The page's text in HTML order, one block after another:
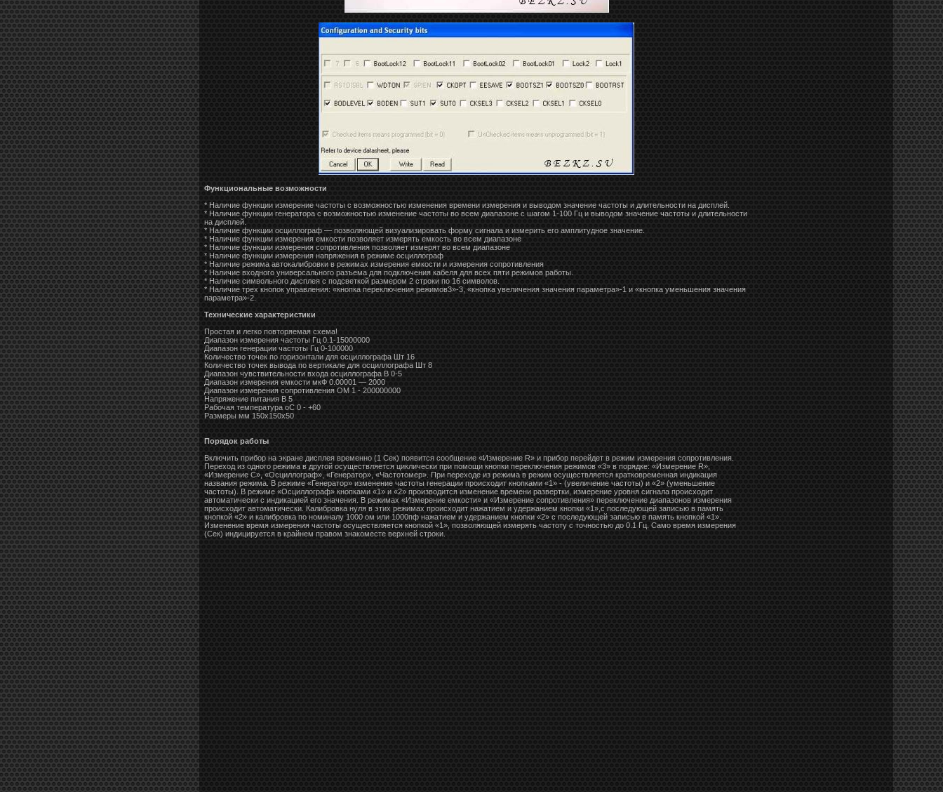
Функциональные возможности
* Наличие функции измерение частоты с возможностью изменения времени измерения и выводом значение частоты и длительности на дисплей.
* Наличие функции генератора с возможностью изменение частоты во всем диапазоне с шагом 1-100 Гц и выводом значение частоты и длительности
на дисплей.
* Наличие функции осциллограф — позволяющей визуализировать форму сигнала и измерить его амплитудное значение.
* Наличие функции измерения емкости позволяет измерять емкость во всем диапазоне
* Наличие функции измерения сопротивления позволяет измерят во всем диапазоне
* Наличие функции измерения напряжения в режиме осциллограф
* Наличие режима автокалибровки в режимах измерения емкости и измерения сопротивления
* Наличие входного универсального разъема для подключения кабеля для всех пяти режимов работы.
* Наличие символьного дисплея с подсветкой размером 2 строки по 16 символов.
* Наличие трех кнопок управления: «кнопка переключения режимов3»-3, «кнопка увеличения значения параметра»-1 и «кнопка уменьшения значения
параметра»-2.
Технические характеристики
Простая и легко повторяемая схема!
Диапазон измерения частоты Гц 0.1-15000000
Диапазон генерации частоты Гц 0-100000
Количество точек по горизонтали для осциллографа Шт 16
Количество точек вывода по вертикале для осциллографа Шт 8
Диапазон чувствительности входа осциллографа В 0-5
Диапазон измерения емкости мкФ 0.00001 — 2000
Диапазон измерения сопротивления ОМ 1 - 200000000
Напряжение питания В 5
Рабочая температура оС 0 - +60
Размеры мм 150х150х50
Порядок работы
Включить прибор на экране дисплея временно (1 Сек) появится сообщение «Измерение R» и прибор перейдет в режим измерения сопротивления.
Переход из одного режима в другой осуществляется циклически при помощи кнопки переключения режимов «3» в порядке: «Измерение R»,
«Измерение С», «Осциллограф», «Генератор», «Частотомер». При переходе из режима в режим осуществляется кратковременная индикация
названия режима. В режиме «Генератор» изменение частоты генерации происходит кнопками «1» - (увеличение частоты) и «2» (уменьшение
частоты). В режиме «Осциллограф» кнопками «1» и «2» производится изменение времени развертки, измерение уровня сигнала происходит
автоматически с индикацией его значения. В режимах «Измерение емкости» и «Измерение сопротивления» переключение диапазонов измерения
происходит автоматически. Калибровка нуля в этих режимах происходит нажатием и удержанием кнопки «1»,с последующей записью в память
кнопкой «2» и калибровка по номиналу 1000 ом или 1000пф нажатием и удержанием кнопки «2» с последующей записью в память кнопкой «1».
Изменение время измерения частоты осуществляется кнопкой «1», позволяющей измерять частоту с точностью до 0.1 Гц. Само время измерения
(Сек) индицируется в крайнем правом знакоместе верхней строки.